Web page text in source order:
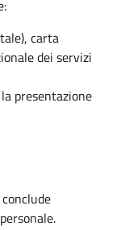
carta
dei servizi
presentazione